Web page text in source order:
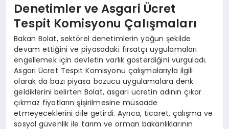
Denetimler ve Asgari Ücret
Tespit Komisyonu Çalışmaları
Bakan Bolat, sektörel denetimlerin yoğun şekilde
devam ettiğini ve piyasadaki fırsatçı uygulamaları
engellemek için devletin varlık gösterdiğini vurguladı.
Asgari Ücret Tespit Komisyonu çalışmalarıyla ilgili
olarak da bazı piyasa bozucu uygulamalara denk
geldiklerini belirten Bolat, asgari ücretin adının çıkar
çıkmaz fiyatların şişirilmesine müsaade
etmeyeceklerini dile getirdi. Ayrıca, ticaret, çalışma ve
sosyal güvenlik ile tarım ve orman bakanlıklarının